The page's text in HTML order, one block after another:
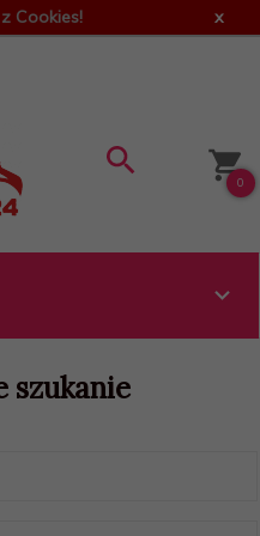
Cookies! x
0
szukanie